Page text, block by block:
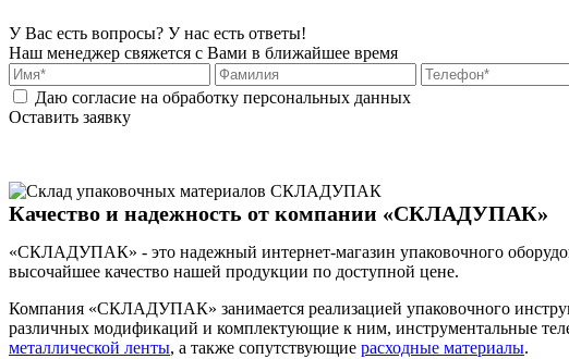
У Вас есть вопросы? У нас есть ответы!
Наш менеджер свяжется с Вами в ближайшее время
Даю согласие на обработку персональных данных
Оставить заявку
Качество и надежность от компании «СКЛАДУПАК»
«СКЛАДУПАК» - это надежный интернет-магазин упаковочного
высочайшее качество нашей продукции по доступной цене.
Компания «СКЛАДУПАК» занимается реализацией упаковочного
различных модификаций и комплектующие к ним, инструментальные
металлической ленты, а также сопутствующие расходные материалы.